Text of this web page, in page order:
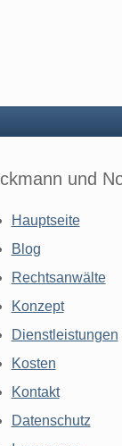
und
Hauptseite
Blog
Rechtsanwälte
Konzept
Dienstleistungen
Kosten
Kontakt
Datenschutz